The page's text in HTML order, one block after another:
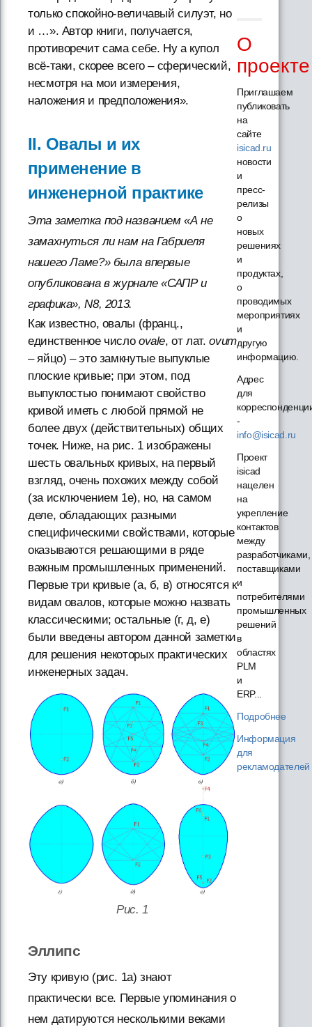
только спокойно-величавый силуэт, но
и …». Автор книги, получается,
противоречит сама себе. Ну а купол
всё-таки, скорее всего – сферический,
несмотря на мои измерения,
наложения и предположения».
II. Овалы и их
применение в
инженерной практике
Эта заметка под названием «А не
замахнуться ли нам на Габриеля
нашего Ламе?» была впервые
опубликована в журнале «САПР и
графика», N8, 2013.
Как известно, овалы (франц.,
единственное число ovale, от лат.ovum
– яйцо) – это замкнутые выпуклые
плоские кривые; при этом, под
выпуклостью понимают свойство
кривой иметь с любой прямой не
более двух (действительных) общих
точек. Ниже, на рис. 1 изображены
шесть овальных кривых, на первый
взгляд, очень похожих между собой
(за исключением 1е), но, на самом
деле, обладающих разными
специфическими свойствами, которые
оказываются решающими в ряде
важным промышленных применений.
Первые три кривые (а, б, в) относятся к
видам овалов, которые можно назвать
классическими; остальные (г, д, е)
были введены автором данной заметки
для решения некоторых практических
инженерных задач.
Рис. 1
Эллипс
Эту кривую (рис. 1а) знают
практически все. Первые упоминания о
нем датируются несколькими веками
О
проекте
Приглашаем
публиковать
на
сайте
isicad.ru
новости
и
пресс-
релизы
о
новых
решениях
и
продуктах,
о
проводимых
мероприятиях
и
другую
информацию.
Адрес
для
-
info@isicad.ru
Проект
isicad
нацелен
на
укрепление
контактов
между
разработчиками,
поставщиками
и
потребителями
промышленных
решений
в
областях
PLM
и
ERP...
Подробнее
Информация
для
рекламодателей